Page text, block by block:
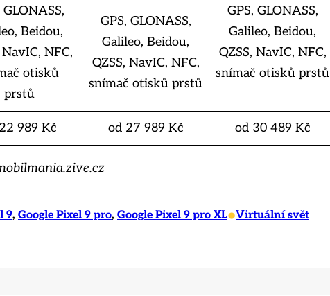
GLONASS,
Beidou,
NavIC, NFC,
otisků
prstů
GPS, GLONASS,
Galileo, Beidou,
QZSS, NavIC, NFC,
snímač otisků prstů
GPS, GLONASS,
Galileo, Beidou,
QZSS, NavIC, NFC,
snímač otisků prstů
989 Kč od 27 989 Kč od 30 489 Kč
9, Google Pixel 9 pro, Google Pixel 9 pro XL•Virtuální svět